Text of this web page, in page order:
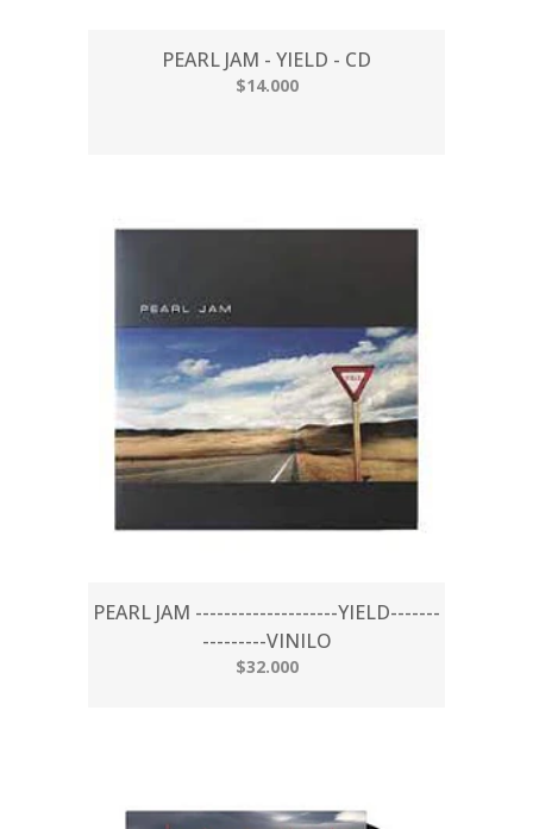
PEARL JAM - YIELD - CD
$14.000
PEARL JAM --------------------YIELD-------
---------VINILO
$32.000